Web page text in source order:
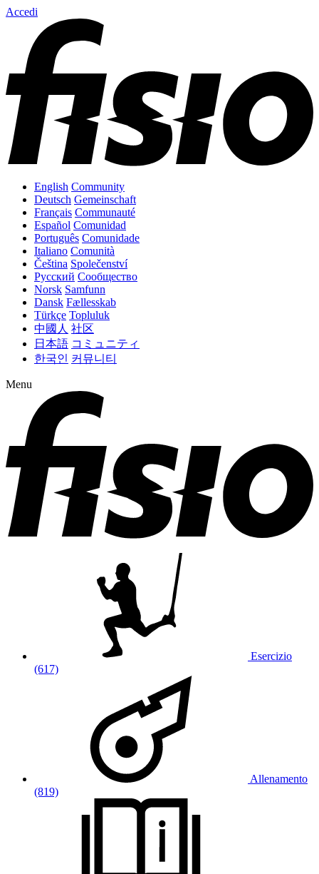
Accedi
English Community
Deutsch Gemeinschaft
Français Communauté
Español Comunidad
Português Comunidade
Italiano Comunità
Čeština Společenství
Русский Сообщество
Norsk Samfunn
Dansk Fællesskab
Türkçe Topluluk
中國人 社区
日本語 コミュニティ
한국인 커뮤니티
Menu
Esercizio
(617)
Allenamento
(819)